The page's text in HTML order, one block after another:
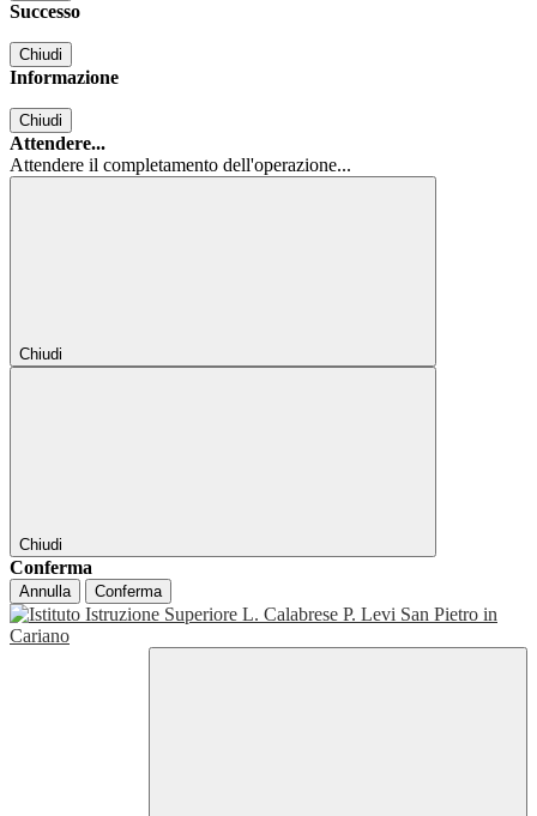
Successo
Chiudi
Informazione
Chiudi
Attendere...
Attendere il completamento dell'operazione...
Chiudi
Chiudi
Conferma
Annulla Conferma